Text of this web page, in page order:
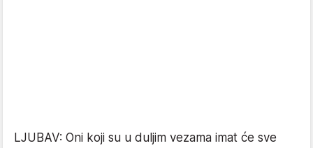
LJUBAV: Oni koji su u duljim vezama imat će sve